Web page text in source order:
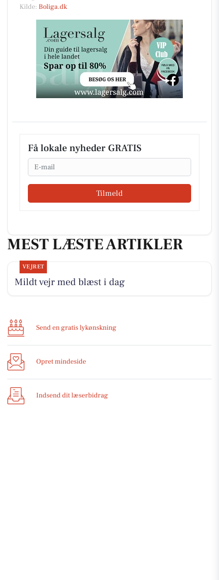
Kilde: Boliga.dk
Få lokale nyheder GRATIS
Email
Tilmeld
MEST LÆSTE ARTIKLER
VEJRET
Mildt vejr med blæst i dag
Send en gratis lykønskning
Opret mindeside
Indsend dit læserbidrag